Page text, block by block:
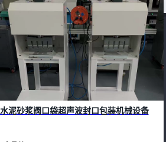
水泥砂浆阀口袋超声波封口包装机械设备